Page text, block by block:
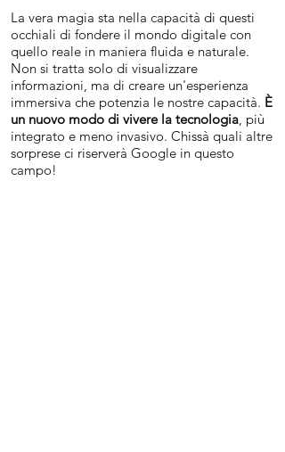
La vera magia sta nella capacità di questi
occhiali di fondere il mondo digitale con
quello reale in maniera fluida e naturale.
Non si tratta solo di visualizzare
informazioni, ma di creare un'esperienza
immersiva che potenzia le nostre capacità. È
un nuovo modo di vivere la tecnologia, più
integrato e meno invasivo. Chissà quali altre
sorprese ci riserverà Google in questo
campo!